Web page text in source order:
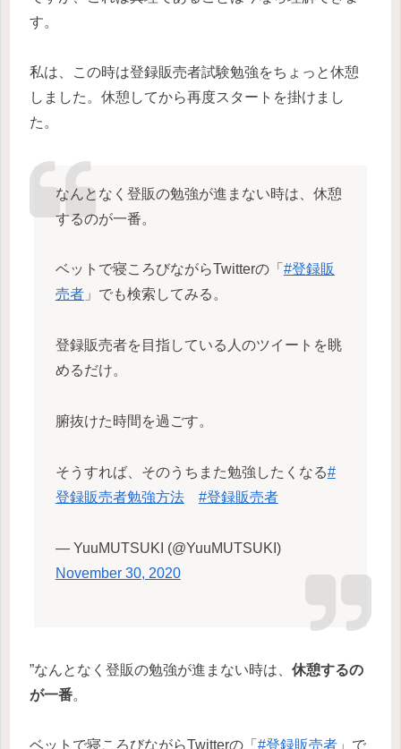
す。
私は、この時は登録販売者試験勉強をちょっと休憩
しました。休憩してから再度スタートを掛けまし
た。
なんとなく登販の勉強が進まない時は、休憩
するのが一番。
ベットで寝ころびながらTwitterの「 #登録販
売者」でも検索してみる。
登録販売者を目指している人のツイートを眺
めるだけ。
腑抜けた時間を過ごす。
そうすれば、そのうちまた勉強したくなる#
登録販売者勉強方法
#登録販売者
— YuuMUTSUKI (@YuuMUTSUKI)
November 30, 2020
”なんとなく登販の勉強が進まない時は、 休憩するの
が一番。
ベットで寝ころびながらTwitterの「 #登録販売者 」で